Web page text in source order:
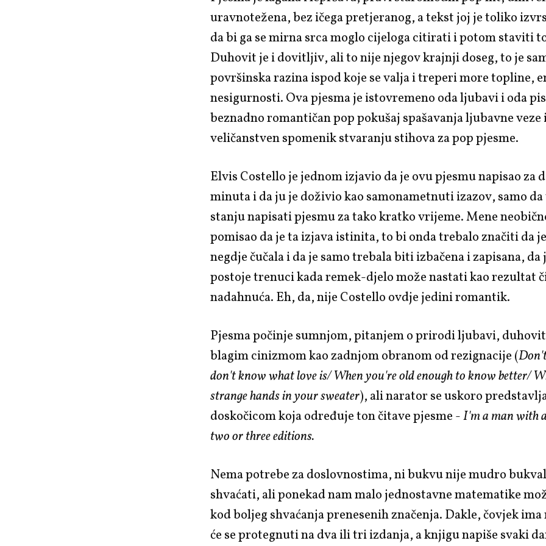
uravnotežena, bez ičega pretjeranog, a tekst joj je toliko
da bi ga se mirna srca moglo cijeloga citirati i potom staviti
Duhovit je i dovitljiv, ali to nije njegov krajnji doseg, to je
površinska razina ispod koje se valja i treperi more topline,
nesigurnosti. Ova pjesma je istovremeno oda ljubavi i oda
beznadno romantičan pop pokušaj spašavanja ljubavne veze
veličanstven spomenik stvaranju stihova za pop pjesme.
Elvis Costello je jednom izjavio da je ovu pjesmu napisao za
minuta i da ju je doživio kao samonametnuti izazov, samo
stanju napisati pjesmu za tako kratko vrijeme. Mene
pomisao da je ta izjava istinita, to bi onda trebalo značiti da
negdje čučala i da je samo trebala biti izbačena i zapisana,
postoje trenuci kada remek-djelo može nastati kao rezultat
nadahnuća. Eh, da, nije Costello ovdje jedini romantik.
Pjesma počinje sumnjom, pitanjem o prirodi ljubavi,
blagim cinizmom kao zadnjom obranom od rezignacije (
don't know what love is/ When you're old enough to know better/
strange hands in your sweater), ali narator se uskoro
doskočicom koja određuje ton čitave pjesme -I'm a man with
two or three editions.
Nema potrebe za doslovnostima, ni bukvu nije mudro
shvaćati, ali ponekad nam malo jednostavne matematike
kod boljeg shvaćanja prenesenih značenja. Dakle, čovjek
će se protegnuti na dva ili tri izdanja, a knjigu napiše svaki